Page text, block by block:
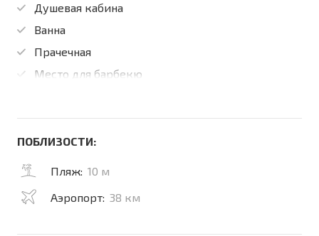
Душевая кабина
Ванна
Прачечная
Место для барбекю
ПОБЛИЗОСТИ:
Пляж: 10 м
Аэропорт: 38 км